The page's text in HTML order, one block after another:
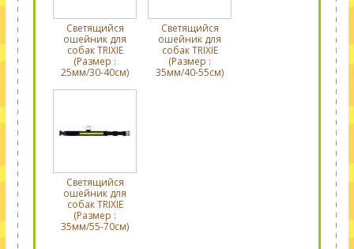
Светящийся
ошейник для
собак TRIXIE
(Размер :
25мм/30-40см)
Светящийся
ошейник для
собак TRIXIE
(Размер :
35мм/40-55см)
Светящийся
ошейник для
собак TRIXIE
(Размер :
35мм/55-70см)